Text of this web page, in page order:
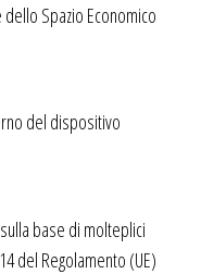
Spazio Economico
del dispositivo
base di molteplici
del Regolamento (UE)